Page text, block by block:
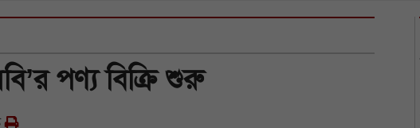
পণ্য বিক্রি শুরু